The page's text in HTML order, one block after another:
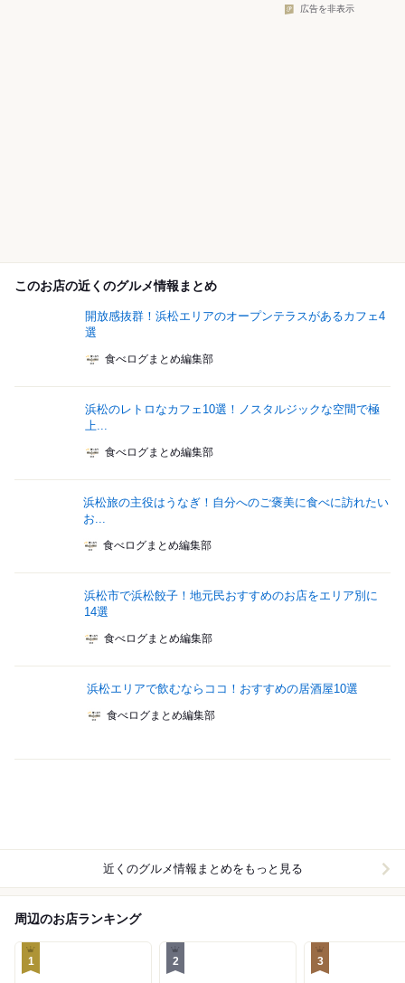
広告を非表示
このお店の近くのグルメ情報まとめ
開放感抜群！浜松エリアのオープンテラスがあるカフェ4
選
食べログまとめ編集部
浜松のレトロなカフェ10選！ノスタルジックな空間で極
上...
食べログまとめ編集部
浜松旅の主役はうなぎ！自分へのご褒美に食べに訪れたい
お...
食べログまとめ編集部
浜松市で浜松餃子！地元民おすすめのお店をエリア別に
14選
食べログまとめ編集部
浜松エリアで飲むならココ！おすすめの居酒屋10選
食べログまとめ編集部
近くのグルメ情報まとめをもっと見る
周辺のお店ランキング
1 2 3